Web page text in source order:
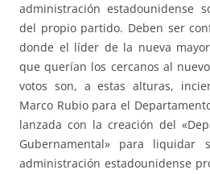
administración estadounidense
del propio partido. Deben ser
donde el líder de la nueva
que querían los cercanos al
votos son, a estas alturas,
Marco Rubio para el
lanzada con la creación del
Gubernamental» para liquidar
administración estadounidense